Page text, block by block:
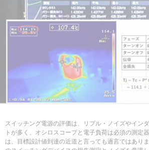
スイッチング電源の評価は、リプル・ノイズやイン
トが多く、オシロスコープと電子負荷は必須の測定
は、目標設計値到達の近道と言っても過言ではあり